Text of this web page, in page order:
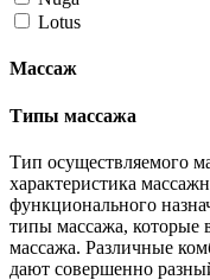
Lotus
Массаж
Типы массажа
Тип осуществляемого
характеристика
функционального
типы массажа, которые
массажа. Различные
дают совершенно